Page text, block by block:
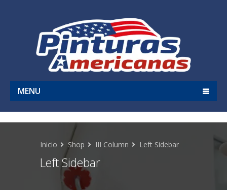
MENU
Left Sidebar
Inicio Shop III Column Left Sidebar